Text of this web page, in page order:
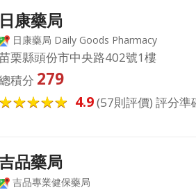
日康藥局
日康藥局 Daily Goods Pharmacy
栗縣頭份市中央路402號1樓
積分 279
4.9(57則評價) 評分準
品藥局
吉品專業健保藥局